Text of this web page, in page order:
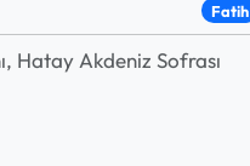
Fatih
Hatay Akdeniz Sofrası